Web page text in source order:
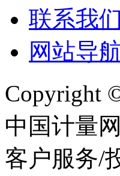
联系我们
网站导
Copyright
中国计量
客户服务/